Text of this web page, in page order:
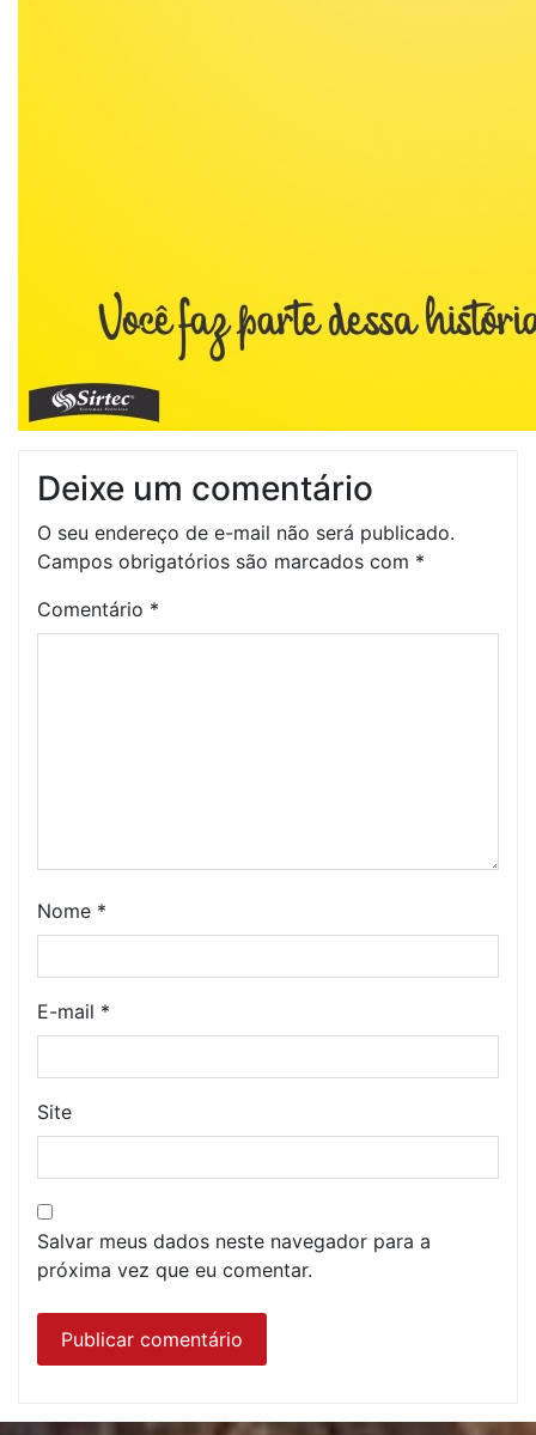
Deixe um comentário
O seu endereço de e-mail não será publicado.
Campos obrigatórios são marcados com *
Comentário *
Nome *
E-mail *
Site
Salvar meus dados neste navegador para a
próxima vez que eu comentar.